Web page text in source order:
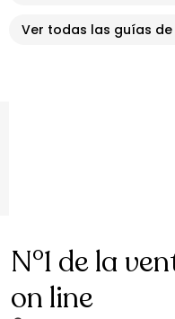
Ver todas las guías
N°1 de la
on line